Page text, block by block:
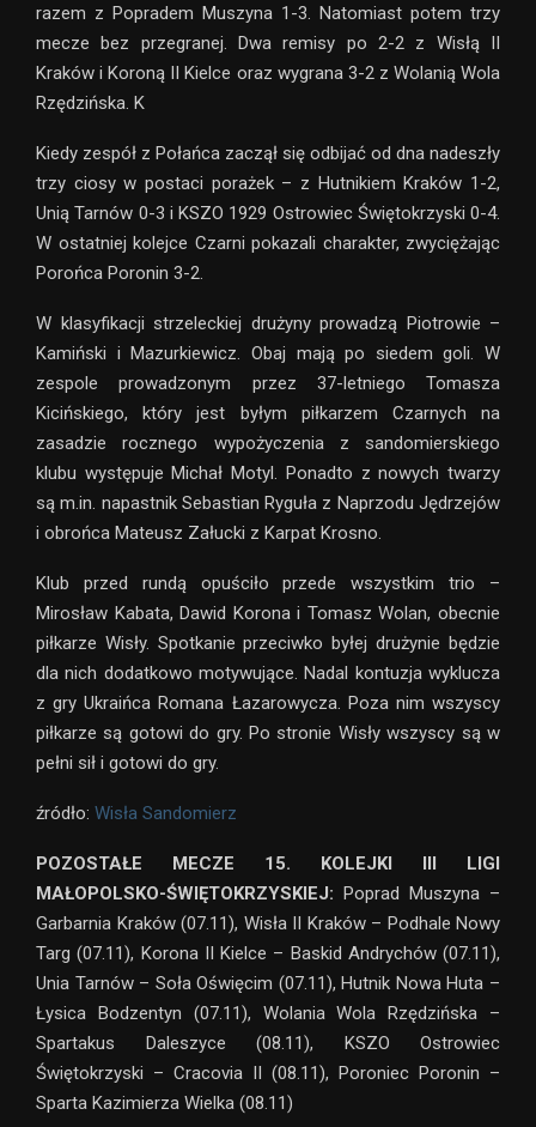
razem z Popradem Muszyna 1-3. Natomiast potem trzy
mecze bez przegranej. Dwa remisy po 2-2 z Wisłą II
Kraków i Koroną II Kielce oraz wygrana 3-2 z Wolanią Wola
Rzędzińska. K
Kiedy zespół z Połańca zaczął się odbijać od dna nadeszły
trzy ciosy w postaci porażek – z Hutnikiem Kraków 1-2,
Unią Tarnów 0-3 i KSZO 1929 Ostrowiec Świętokrzyski 0-4.
W ostatniej kolejce Czarni pokazali charakter, zwyciężając
Porońca Poronin 3-2.
W klasyfikacji strzeleckiej drużyny prowadzą Piotrowie –
Kamiński i Mazurkiewicz. Obaj mają po siedem goli. W
zespole prowadzonym przez 37-letniego Tomasza
Kicińskiego, który jest byłym piłkarzem Czarnych na
zasadzie rocznego wypożyczenia z sandomierskiego
klubu występuje Michał Motyl. Ponadto z nowych twarzy
są m.in. napastnik Sebastian Ryguła z Naprzodu Jędrzejów
i obrońca Mateusz Załucki z Karpat Krosno.
Klub przed rundą opuściło przede wszystkim trio –
Mirosław Kabata, Dawid Korona i Tomasz Wolan, obecnie
piłkarze Wisły. Spotkanie przeciwko byłej drużynie będzie
dla nich dodatkowo motywujące. Nadal kontuzja wyklucza
z gry Ukraińca Romana Łazarowycza. Poza nim wszyscy
piłkarze są gotowi do gry. Po stronie Wisły wszyscy są w
pełni sił i gotowi do gry.
źródło: Wisła Sandomierz
POZOSTAŁE MECZE 15. KOLEJKI III LIGI
MAŁOPOLSKO-ŚWIĘTOKRZYSKIEJ: Poprad Muszyna –
Garbarnia Kraków (07.11), Wisła II Kraków – Podhale Nowy
Targ (07.11), Korona II Kielce – Baskid Andrychów (07.11),
Unia Tarnów – Soła Oświęcim (07.11), Hutnik Nowa Huta –
Łysica Bodzentyn (07.11), Wolania Wola Rzędzińska –
Spartakus Daleszyce (08.11), KSZO Ostrowiec
Świętokrzyski – Cracovia II (08.11), Poroniec Poronin –
Sparta Kazimierza Wielka (08.11)